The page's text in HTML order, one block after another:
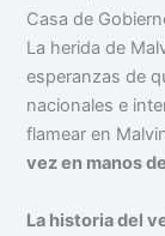
Casa de
La herida de
esperanzas de
nacionales e
flamear en
vez en manos
La historia del